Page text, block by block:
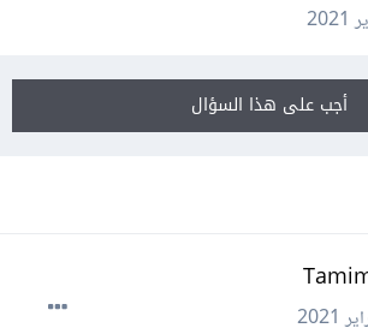
أجب على هذا السؤال